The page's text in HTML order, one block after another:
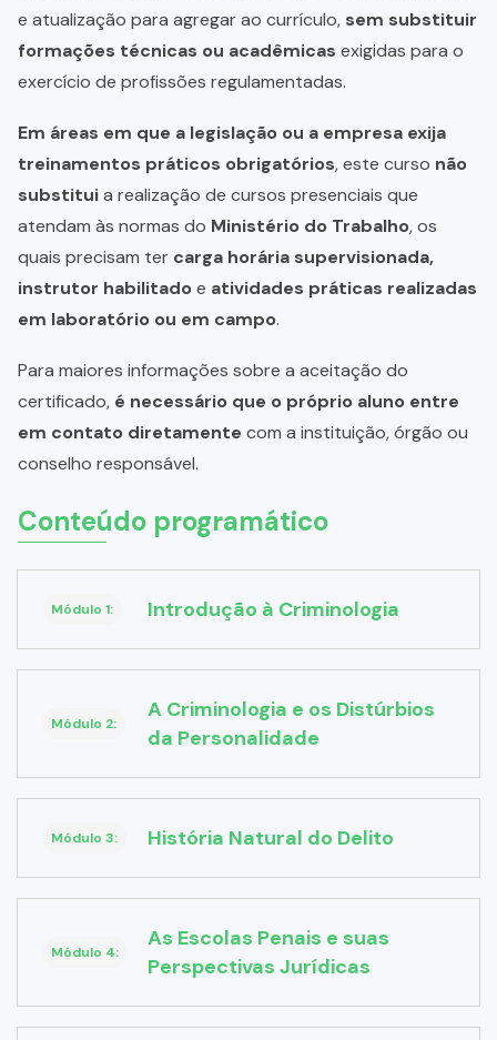
e atualização para agregar ao currículo, sem substituir
formações técnicas ou acadêmicas exigidas para o
exercício de profissões regulamentadas.
Em áreas em que a legislação ou a empresa exija
treinamentos práticos obrigatórios, este curso não
substituia realização de cursos presenciais que
atendam às normas do Ministério do Trabalho, os
quais precisam ter carga horária supervisionada,
instrutor habilitadoe atividades práticas realizadas
em laboratório ou em campo.
Para maiores informações sobre a aceitação do
certificado, é necessário que o próprio aluno entre
em contato diretamente com a instituição, órgão ou
conselho responsável.
Conteúdo programático
Módulo 1: Introdução à Criminologia
Módulo 2:
A Criminologia e os Distúrbios
da Personalidade
Módulo 3: História Natural do Delito
Módulo 4:
As Escolas Penais e suas
Perspectivas Jurídicas